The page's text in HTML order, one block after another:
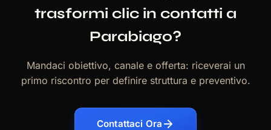
trasformi clic in contatti a
Parabiago?
Mandaci obiettivo, canale e offerta: riceverai un
primo riscontro per definire struttura e preventivo.
Contattaci Ora